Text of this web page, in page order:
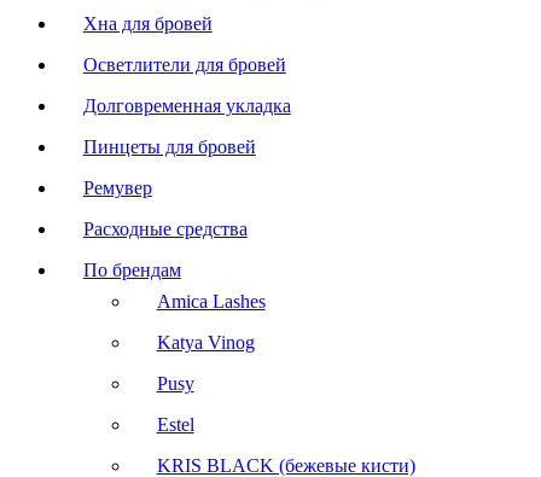
Хна для бровей
Осветлители для бровей
Долговременная укладка
Пинцеты для бровей
Ремувер
Расходные средства
По брендам
Amica Lashes
Katya Vinog
Pusy
Estel
KRIS BLACK (бежевые кисти)